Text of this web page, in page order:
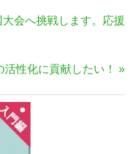
会へ挑戦します。応援
活性化に貢献したい！